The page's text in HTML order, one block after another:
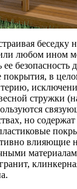
беседку
любом ином
ее
в
стружки
но содержат